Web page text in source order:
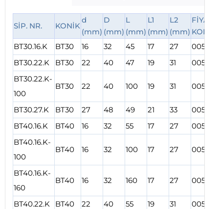
SİP. NR. KONİK
d
(mm)
D
(mm)
L
(mm)
L1
(mm)
L2
(mm)
FİYAT
KODU
BT30.16.K
BT30 16 32 45 17 27
00554
BT30.22.K
BT30 22 40 47 19 31
00555
BT30.22.K-
100
BT30 22 40 100 19 31 00556
BT30.27.K BT30 27 48 49 21 33
00557
BT40.16.K
BT40 16 32 55 17 27
00558
BT40.16.K-
100
BT40 16 32 100 17 27 00559
BT40.16.K-
160
BT40 16 32 160 17 27 00560
BT40.22.K BT40 22 40 55 19 31
00561